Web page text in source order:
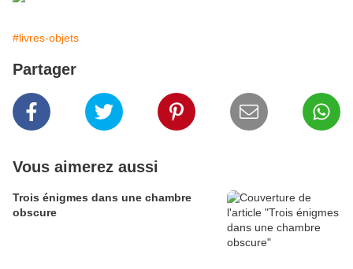
#livres-objets
Partager
Vous aimerez aussi
Trois énigmes dans une chambre
obscure